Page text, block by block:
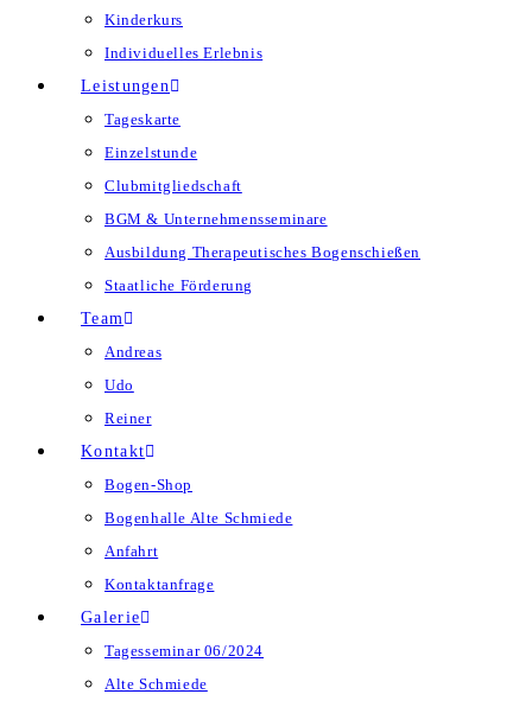
Kinderkurs
Individuelles Erlebnis
Leistungen
Tageskarte
Einzelstunde
Clubmitgliedschaft
BGM & Unternehmensseminare
Ausbildung Therapeutisches Bogenschießen
Staatliche Förderung
Team
Andreas
Udo
Reiner
Kontakt
Bogen-Shop
Bogenhalle Alte Schmiede
Anfahrt
Kontaktanfrage
Galerie
Tagesseminar 06/2024
Alte Schmiede